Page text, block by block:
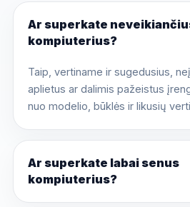
Ar superkate
kompiuterius?
Taip, vertiname ir sugedusius,
aplietus ar dalimis pažeistus
nuo modelio, būklės ir likusių
Ar superkate labai senus
kompiuterius?